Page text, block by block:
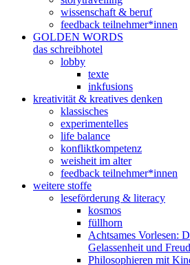
wissenschaft & beruf
feedback teilnehmer*innen
GOLDEN WORDS
das schreibhotel
lobby
texte
inkfusions
kreativität & kreatives denken
klassisches
experimentelles
life balance
konfliktkompetenz
weisheit im alter
feedback teilnehmer*innen
weitere stoffe
leseförderung & literacy
kosmos
füllhorn
Achtsames Vorlesen:
Gelassenheit und
Philosophieren mit